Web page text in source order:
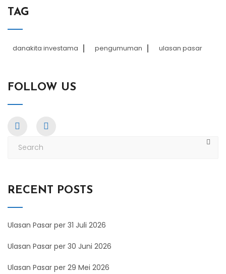
TAG
danakita investama pengumuman ulasan pasar
FOLLOW US
RECENT POSTS
Ulasan Pasar per 31 Juli 2026
Ulasan Pasar per 30 Juni 2026
Ulasan Pasar per 29 Mei 2026